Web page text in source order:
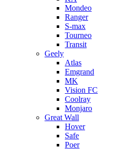
Mondeo
Ranger
S-max
Tourneo
Transit
Geely
Atlas
Emgrand
MK
Vision FC
Coolray
Monjaro
Great Wall
Hover
Safe
Poer